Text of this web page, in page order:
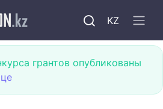
KZ
грантов опубликованы